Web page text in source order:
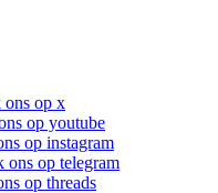
ons op x
op youtube
op instagram
ons op telegram
op threads